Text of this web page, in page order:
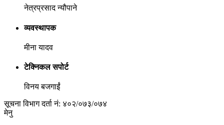
नेत्रप्रसाद न्यौपाने
व्यवस्थापक
मीना यादव
टेक्निकल सपोर्ट
विनय बजगाईं
सूचना विभाग दर्ता नं: ४०२/०७३/०७४
मेनु